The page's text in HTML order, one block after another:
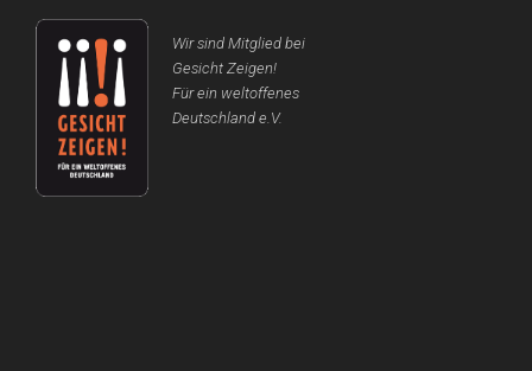
Wir sind Mitglied bei
Gesicht Zeigen!
Für ein weltoffenes
Deutschland e.V.